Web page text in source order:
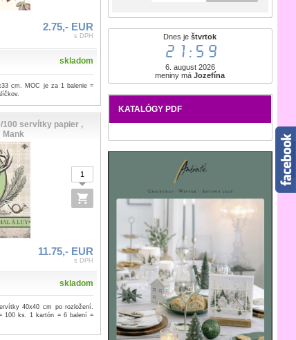
Dnes ještvrtok
21:59
6. august 2026
meniny máJozefína
KATALÓGY PDF
2.75,- EUR
s DPH
skladom
cm. MOC je za 1 balenie =
100 servítky papier ,
Mank
11.75,- EUR
s DPH
skladom
40x40 cm po rozložení.
100 ks. 1 kartón = 6 balení =